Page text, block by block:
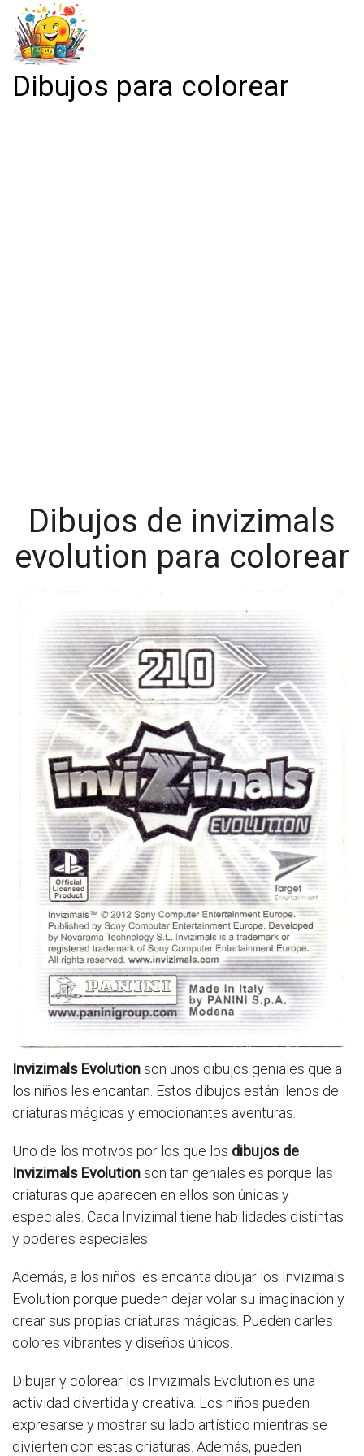
Dibujos para colorear
Dibujos de invizimals
evolution para colorear
Invizimals Evolutionson unos dibujos geniales que a
los niños les encantan. Estos dibujos están llenos de
criaturas mágicas y emocionantes aventuras.
Uno de los motivos por los que los dibujos de
Invizimals Evolutionson tan geniales es porque las
criaturas que aparecen en ellos son únicas y
especiales. Cada Invizimal tiene habilidades distintas
y poderes especiales.
Además, a los niños les encanta dibujar los Invizimals
Evolution porque pueden dejar volar su imaginación y
crear sus propias criaturas mágicas. Pueden darles
colores vibrantes y diseños únicos.
Dibujar y colorear los Invizimals Evolution es una
actividad divertida y creativa. Los niños pueden
expresarse y mostrar su lado artístico mientras se
divierten con estas criaturas. Además, pueden